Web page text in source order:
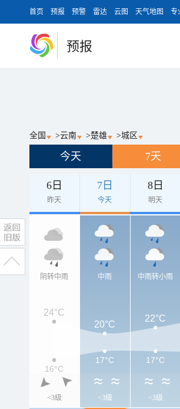
首页 预报 预警 雷达 云图 天气地图 专
预报
全国 >云南 >楚雄 >城区
今天 7天
6日
昨天
7日
今天
8日
明天
阴转中雨
<3级
中雨
<3级
中雨转小雨
<3级
24°C
20°C
22°C
16°C
17°C 17°C